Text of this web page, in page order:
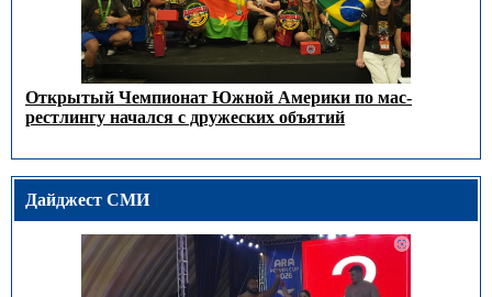
Открытый Чемпионат Южной Америки по мас-
рестлингу начался с дружеских объятий
Дайджест СМИ